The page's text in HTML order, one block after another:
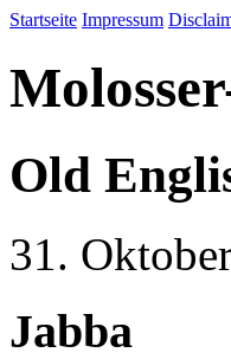
Startseite Impressum
Old
31.
Jabba